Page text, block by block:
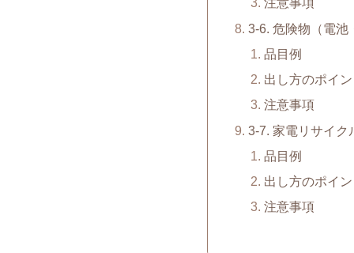
3-6. 危険物（電池
品目例
出し方のポイ
注意事項
3-7. 家電リサイク
品目例
出し方のポイ
注意事項